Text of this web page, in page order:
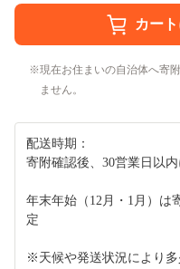
現在お住まいの自治体へ寄
ません。
配送時期：
寄附確認後、30営業日以
年末年始（12月・1月）は
定
※天候や発送状況により